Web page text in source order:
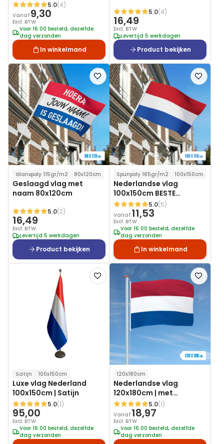
Waardering:
5.0(4)
Vanaf 9,30
Excl. BTW
Voor 16:00 besteld, dezelfde
dag verzonden
In winkelmand
Waardering:
5.0(4)
16,49
Excl. BTW
Levertijd 5 werkdagen
Product bekijken
Voeg
toe
aan
verlanglijst
Glanspoly 115gr/m2 80x120cm
Geslaagd vlag met
naam 80x120cm
Waardering:
5.0(2)
16,49
Excl. BTW
Levertijd 5 werkdagen
Product bekijken
Voeg
toe
aan
Spunpoly 165gr/m2 100x150cm
Nederlandse vlag
100x150cm BESTE
KWALITEIT
Waardering:
5.0(5)
Vanaf 11,53
Excl. BTW
Voor 16:00 besteld, dezelfde
dag verzonden
In winkelmand
Voeg
toe
verlanglijst
Satijn 100x150cm
Luxe vlag Nederland
100x150cm | Satijn
Waardering:
5.0(1)
95,00
Excl. BTW
Voor 16:00 besteld, dezelfde
dag verzonden
Voeg
toe
aan
120x180cm
Nederlandse vlag
120x180cm | met
vlaggenhaken
Waardering:
5.0(1)
Vanaf 18,97
Excl. BTW
Voor 16:00 besteld, dezelfde
dag verzonden